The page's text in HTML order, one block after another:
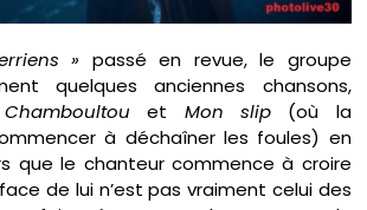
» passé en revue, le groupe
quelques anciennes chansons,
et Mon slip(où la
à déchaîner les foules) en
que le chanteur commence à croire
de lui n’est pas vraiment celui des